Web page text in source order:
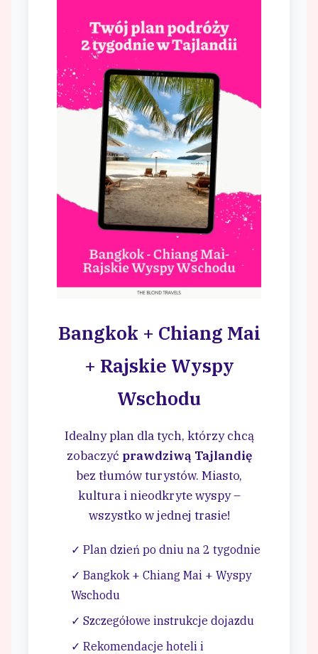
Bangkok + Chiang Mai
+ Rajskie Wyspy
Wschodu
Idealny plan dla tych, którzy chcą
zobaczyć prawdziwą Tajlandię
bez tłumów turystów. Miasto,
kultura i nieodkryte wyspy –
wszystko w jednej trasie!
✓ Plan dzień po dniu na 2 tygodnie
✓ Bangkok + Chiang Mai + Wyspy
Wschodu
✓ Szczegółowe instrukcje dojazdu
✓ Rekomendacje hoteli i